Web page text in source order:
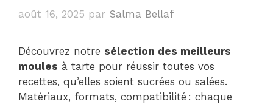
août 16, 2025 par Salma Bellaf
Découvrez notre sélection des meilleurs
moules à tarte pour réussir toutes vos
recettes, qu’elles soient sucrées ou salées.
Matériaux, formats, compatibilité : chaque